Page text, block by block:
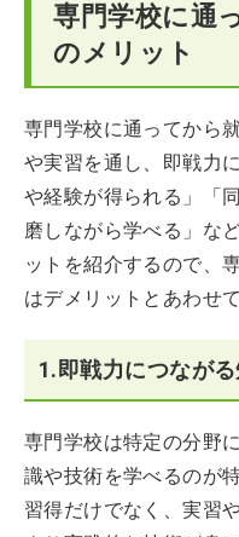
専門学校に通
のメリット
専門学校に通ってから
や実習を通し、即戦力
や経験が得られる」「
磨しながら学べる」な
ットを紹介するので、
はデメリットとあわせ
1.即戦力につなが
専門学校は特定の分野
識や技術を学べるのが
習得だけでなく、実習